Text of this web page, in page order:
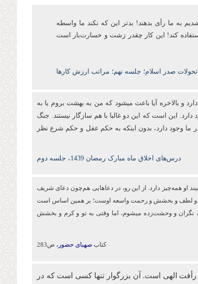
به ما رأی بدهند! بدتر این که نکند ما واسطه
کند! این کار چقدر زشت و خسارتبار است
صدر اسلام؛ جلسه نهم؛ مراتب ارزش کارها
و بالاخره آیا باعث میشود که من به بهشت بروم یا به
این است که این دو غالبا با هم سازگار نیستند. جنگ
ما وجود دارد، بدون اینکه به حکم عقل و حکم شرع نظر
درس‌های اخلاق ماه مبارک رمضان 1439، جلسه دوم
او همه‌چیز دارد. از این‌ رو، در دعاهایی هم‌چون دعای شریف
خدا و لطف و بخشش و رحمت واسعه اوست؛ بر همین اساس است
نگران و وحشت‌زده می‏شوم، اما وقتی به تو و كرم و بخشش
کتاب صهبای حضور، ص283
الهی است. آن بزرگوار تنها کسی است که در